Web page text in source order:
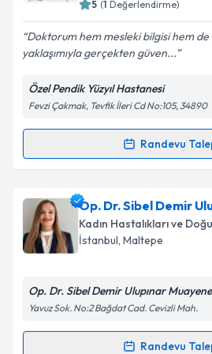
Kişisel verilerimin
Metni'ni okudum ve kişisel
kapsamda işlenmesini
5 (1 Değerlendirme)
Doktorum hem mesleki bilgisi hem de
yaklaşımıyla gerçekten güven...
Özel Pendik Yüzyıl Hastanesi
Fevzi Çakmak, Tevfik İleri Cd No:105, 34890
Randevu
Randevu Takvimi Talebi
Op. Dr. Özlem Özbileniçin
oluşturun. Size bu uzmandan
takvim hazırlandığında e-posta
Kişisel verilerimin
Op. Dr. Sibel Demir
Kadın Hastalıkları ve
İstanbul, Maltepe
Op. Dr. Sibel Demir Ulupınar
Yavuz Sok. No:2 Bağdat Cad. Cevizli Mah.
Randevu